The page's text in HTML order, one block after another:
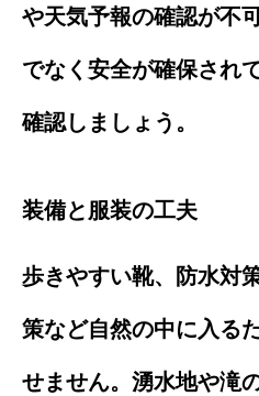
や天気予報の確認が不
でなく安全が確保され
確認しましょう。
装備と服装の工夫
歩きやすい靴、防水対
策など自然の中に入る
せません。湧水地や滝